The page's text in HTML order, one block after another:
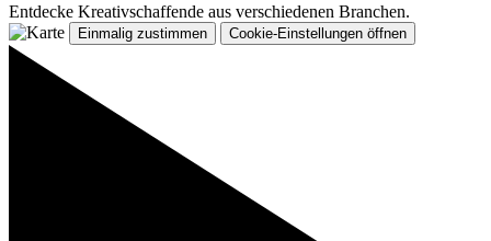
Entdecke Kreativschaffende aus verschiedenen Branchen.
Einmalig zustimmen Cookie-Einstellungen öffnen